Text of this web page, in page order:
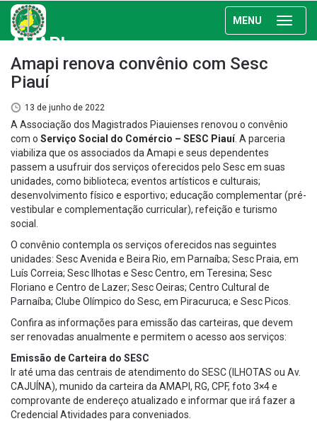
MENU
AMAPI
Amapi renova convênio com Sesc
Piauí
13 de junho de 2022
A Associação dos Magistrados Piauienses renovou o convênio
com o Serviço Social do Comércio – SESC Piauí. A parceria
viabiliza que os associados da Amapi e seus dependentes
passem a usufruir dos serviços oferecidos pelo Sesc em suas
unidades, como biblioteca; eventos artísticos e culturais;
desenvolvimento físico e esportivo; educação complementar (pré-
vestibular e complementação curricular), refeição e turismo
social.
O convênio contempla os serviços oferecidos nas seguintes
unidades: Sesc Avenida e Beira Rio, em Parnaíba; Sesc Praia, em
Luís Correia; Sesc Ilhotas e Sesc Centro, em Teresina; Sesc
Floriano e Centro de Lazer; Sesc Oeiras; Centro Cultural de
Parnaíba; Clube Olímpico do Sesc, em Piracuruca; e Sesc Picos.
Confira as informações para emissão das carteiras, que devem
ser renovadas anualmente e permitem o acesso aos serviços:
Emissão de Carteira do SESC
Ir até uma das centrais de atendimento do SESC (ILHOTAS ou Av.
CAJUÍNA), munido da carteira da AMAPI, RG, CPF, foto 3×4 e
comprovante de endereço atualizado e informar que irá fazer a
Credencial Atividades para conveniados.